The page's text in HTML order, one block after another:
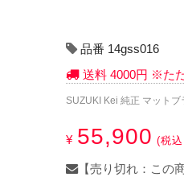
品番 14gss016
送料 4000円 ※た
SUZUKI Kei 純正 マット
¥ 55,900 (税
【売り切れ：この